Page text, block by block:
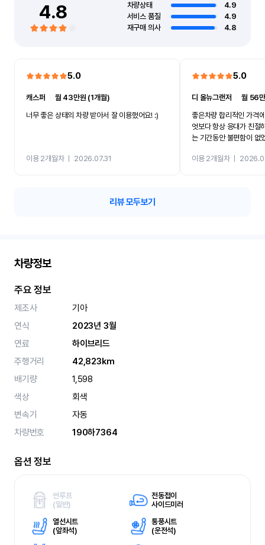
4.8 차량상태
4.9
서비스 품질
4.9
재구매 의사
4.8
5.0
캐스퍼
월 43만원 (1개월)
너무 좋은 상태의 차량 받아서 잘 이용했어요! :)
이용 2개월차ㅣ 2026.07.31
5.0
디 올뉴그랜저 ㅣ월 56
좋은차량 합리적인 가격
엇보다 항상 응대가 친절
는 기간동안 불편함이 없
카 렌트 고민없이 강추합
이용 2개월차ㅣ
리뷰 모두보기
차량정보
주요 정보
제조사
기아
연식
2023년 3월
연료
하이브리드
주행거리
42,823km
배기량
1,598
색상
회색
변속기
자동
차량번호
190하7364
옵션 정보
썬루프
(일반)
전동접이
사이드미러
열선시트
(앞좌석)
통풍시트
(운전석)